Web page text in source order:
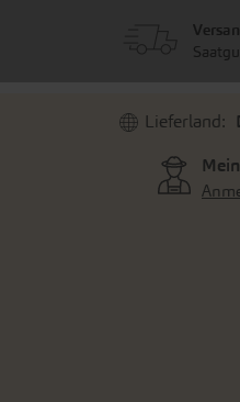
Lieferland: